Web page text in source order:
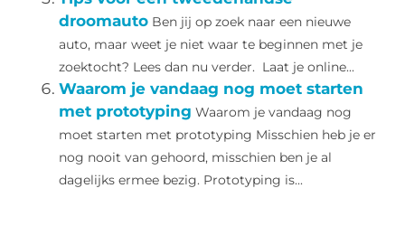
droomauto Ben jij op zoek naar een nieuwe
auto, maar weet je niet waar te beginnen met je
zoektocht? Lees dan nu verder. Laat je online...
Waarom je vandaag nog moet starten
met prototyping Waarom je vandaag nog
moet starten met prototyping Misschien heb je er
nog nooit van gehoord, misschien ben je al
dagelijks ermee bezig. Prototyping is...